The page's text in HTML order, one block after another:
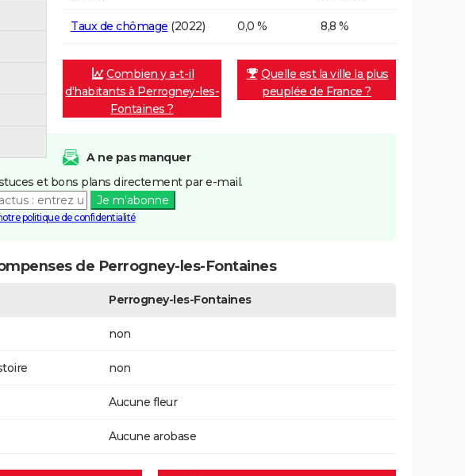
Taux de chômage (2022) 0,0 % 8,8 %
Combien y a-t-il
d'habitants à Perrogney-les-
Fontaines ?
Quelle est la ville la plus
peuplée de France ?
A ne pas manquer
et bons plans directement par e-mail.
Je m'abonne
politique de confidentialité
de Perrogney-les-Fontaines
Perrogney-les-Fontaines
non
non
Aucune fleur
Aucune arobase